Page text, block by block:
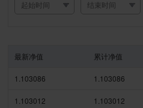
最新净值 累计净值
1.103086 1.103086
1.103012 1.103012